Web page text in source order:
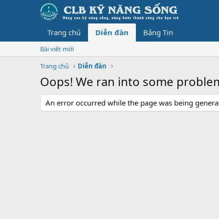
Trang chủ Diễn đàn Bảng Tin
Bài viết mới
Trang chủ
Diễn đàn
Oops! We ran into some
An error occurred while the page was being